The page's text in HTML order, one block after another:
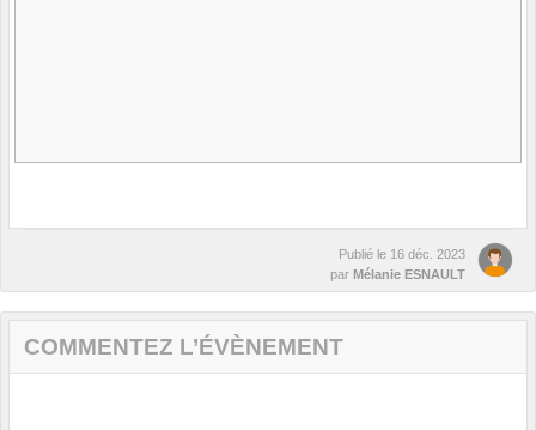
Publié le 16 déc. 2023
par Mélanie ESNAULT
COMMENTEZ L’ÉVÈNEMENT